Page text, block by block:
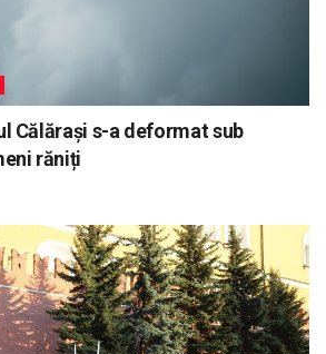
Călărași s-a deformat sub
răniți